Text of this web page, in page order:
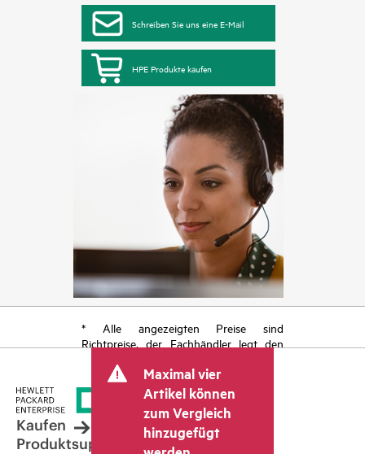
Schreiben Sie uns eine E-Mail
HPE Produkte kaufen
* Alle angezeigten Preise sind
Richtpreise, der Fachhändler legt den
kann weitere Gebühren wie
Mehrwertsteuer und Versandkosten
berücksichtigen. Der vom Fachhändler
festgelegte Transaktionspreis kann von
dem anderer Fachhändler und dem
Maximal vier
Artikel können
zum Vergleich
hinzugefügt
Kaufen
Produktsupport